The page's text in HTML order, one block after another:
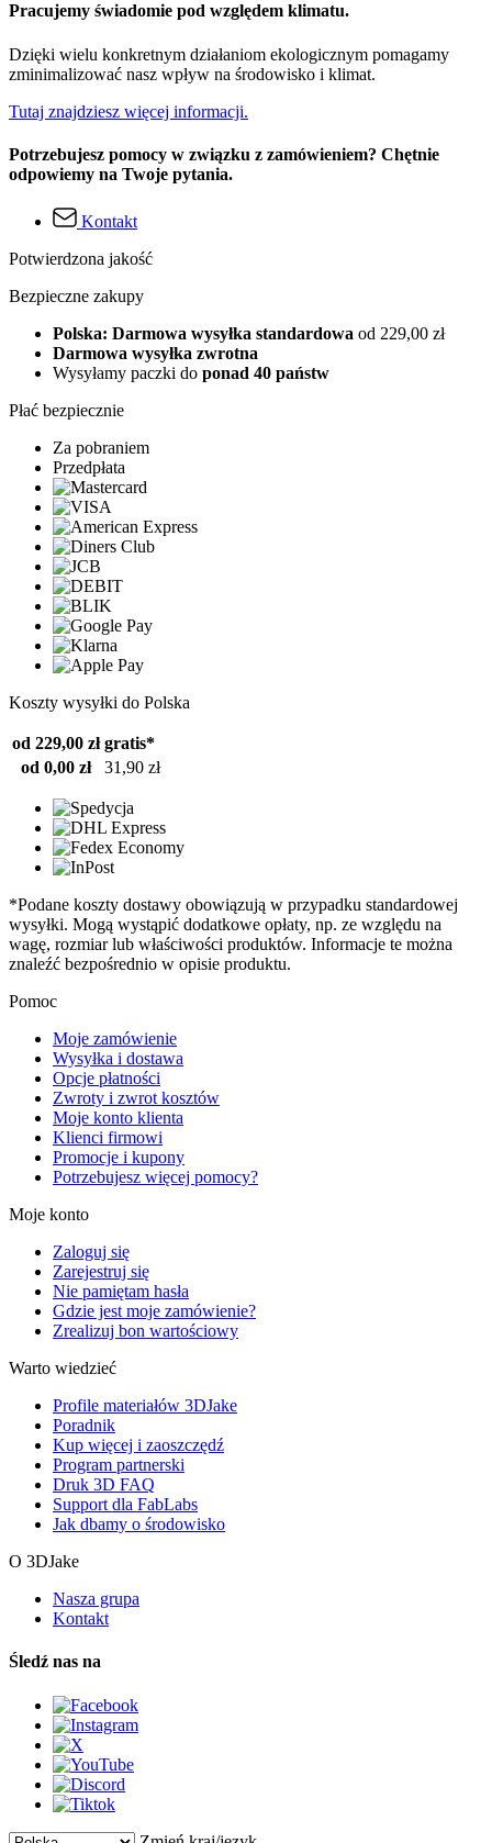
Pracujemy świadomie pod względem klimatu.
Dzięki wielu konkretnym działaniom ekologicznym pomagamy
zminimalizować nasz wpływ na środowisko i klimat.
Tutaj znajdziesz więcej informacji.
Potrzebujesz pomocy w związku z zamówieniem? Chętnie
odpowiemy na Twoje pytania.
Kontakt
Potwierdzona jakość
Bezpieczne zakupy
Polska: Darmowa wysyłka standardowa od 229,00 zł
Darmowa wysyłka zwrotna
Wysyłamy paczki do ponad 40 państw
Płać bezpiecznie
Za pobraniem
Przedpłata
Koszty wysyłki do Polska
od 229,00 zł gratis*
od 0,00 zł
31,90 zł
*Podane koszty dostawy obowiązują w przypadku standardowej
wysyłki. Mogą wystąpić dodatkowe opłaty, np. ze względu na
wagę, rozmiar lub właściwości produktów. Informacje te można
znaleźć bezpośrednio w opisie produktu.
Pomoc
Moje zamówienie
Wysyłka i dostawa
Opcje płatności
Zwroty i zwrot kosztów
Moje konto klienta
Klienci firmowi
Promocje i kupony
Potrzebujesz więcej pomocy?
Moje konto
Zaloguj się
Zarejestruj się
Nie pamiętam hasła
Gdzie jest moje zamówienie?
Zrealizuj bon wartościowy
Warto wiedzieć
Profile materiałów 3DJake
Poradnik
Kup więcej i zaoszczędź
Program partnerski
Druk 3D FAQ
Support dla FabLabs
Jak dbamy o środowisko
O 3DJake
Nasza grupa
Kontakt
Śledź nas na